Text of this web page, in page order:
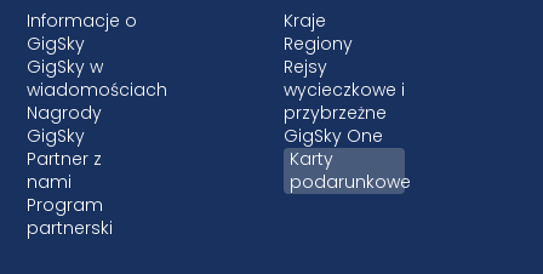
Informacje o
GigSky
GigSky w
wiadomościach
Nagrody
GigSky
Partner z
nami
Program
partnerski
Kraje
Regiony
Rejsy
wycieczkowe i
przybrzeżne
GigSky One
Karty
podarunkowe